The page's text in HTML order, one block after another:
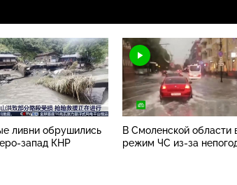
ливни обрушились
запад КНР
В Смоленской области
режим ЧС из-за